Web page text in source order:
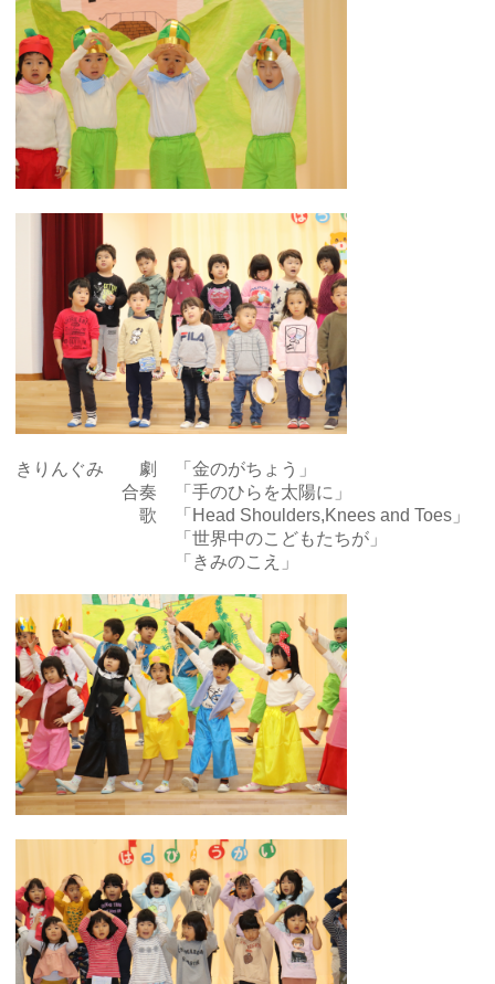
きりんぐみ 劇 「金のがちょう」
合奏 「手のひらを太陽に」
歌 「Head Shoulders,Knees and Toes」
「世界中のこどもたちが」
「きみのこえ」